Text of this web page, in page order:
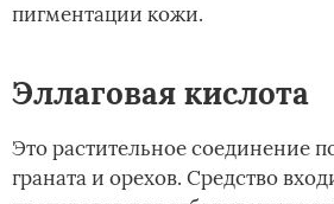
пигментации кожи.
Эллаговая кислота
Это растительное соединение
граната и орехов. Средство